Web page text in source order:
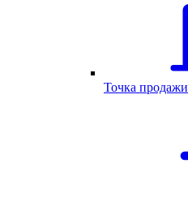
Точка продажи